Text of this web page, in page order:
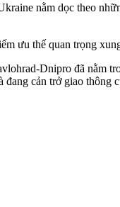
nằm dọc theo
ưu thế quan trọng
Dnipro đã nằm
đang cản trở giao